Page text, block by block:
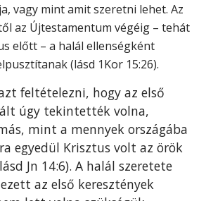
vagy mint amit szeretni lehet. Az
az Újtestamentum végéig – tehát
előtt – a halál ellenségként
(lásd 1Kor 15:26).
feltételezni, hogy az első
úgy tekintették volna,
mint a mennyek országába
egyedül Krisztus volt az örök
Jn 14:6). A halál szeretete
az első keresztények